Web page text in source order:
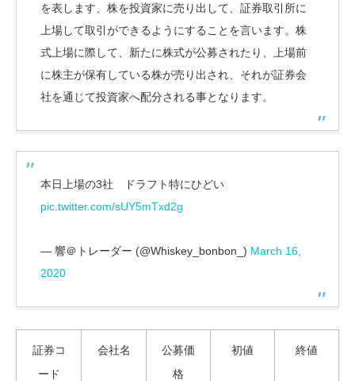
を表します、株を投資家に売り出して、証券取引所に
上場して取引ができるようにすることを言います。株
式上場に際して、新たに株式が公募されたり、上場前
に株主が保有している株が売り出され、それが証券会
社を通じて投資家へ配分される事となります。
本日上場の3社 ドラフト特にひどい
pic.twitter.com/sUY5mTxd2g
— 響＠トレーダー (@Whiskey_bonbon_) March 16,
2020
証券コ
ード
会社名
公募価
格
初値 終値